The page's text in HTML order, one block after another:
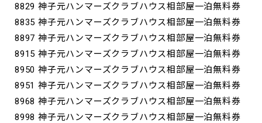
8829 神子元ハンマーズクラブハウス相部屋一泊無料券
8835 神子元ハンマーズクラブハウス相部屋一泊無料券
8897 神子元ハンマーズクラブハウス相部屋一泊無料券
8915 神子元ハンマーズクラブハウス相部屋一泊無料券
8950 神子元ハンマーズクラブハウス相部屋一泊無料券
8951 神子元ハンマーズクラブハウス相部屋一泊無料券
8968 神子元ハンマーズクラブハウス相部屋一泊無料券
8998 神子元ハンマーズクラブハウス相部屋一泊無料券